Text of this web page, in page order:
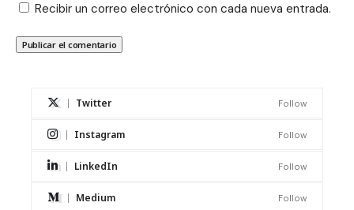
Recibir un correo electrónico con cada nueva entrada.
Twitter Follow
Instagram Follow
LinkedIn Follow
Medium Follow